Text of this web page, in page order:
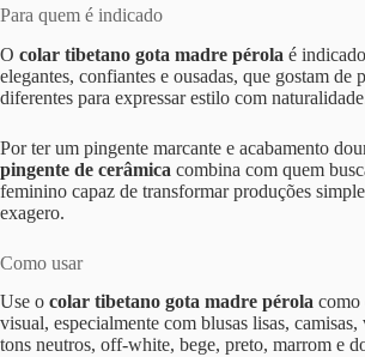
Para quem é indicado
O colar tibetano gota madre pérola é
elegantes, confiantes e ousadas, que gostam de
diferentes para expressar estilo com
Por ter um pingente marcante e acabamento
pingente de cerâmica combina com quem
feminino capaz de transformar produções
exagero.
Como usar
Use o colar tibetano gota madre pérola como
visual, especialmente com blusas lisas, camisas,
tons neutros, off-white, bege, preto, marrom e